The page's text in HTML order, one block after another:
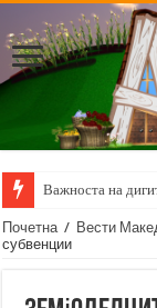
Важноста на
Почетна / Вести
субвенции